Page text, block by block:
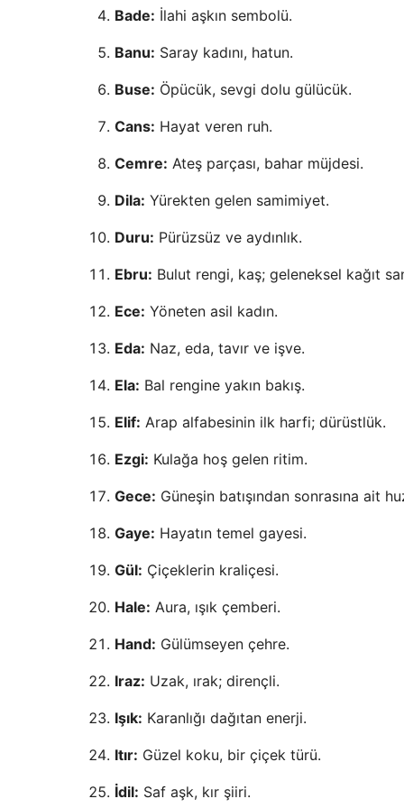
Bade: İlahi aşkın sembolü.
Banu: Saray kadını, hatun.
Buse: Öpücük, sevgi dolu gülücük.
Cans: Hayat veren ruh.
Cemre: Ateş parçası, bahar müjdesi.
Dila: Yürekten gelen samimiyet.
Duru: Pürüzsüz ve aydınlık.
Ebru: Bulut rengi, kaş; geleneksel kağıt
Ece: Yöneten asil kadın.
Eda: Naz, eda, tavır ve işve.
Ela: Bal rengine yakın bakış.
Elif: Arap alfabesinin ilk harfi; dürüstlük.
Ezgi: Kulağa hoş gelen ritim.
Gece: Güneşin batışından sonrasına ait
Gaye: Hayatın temel gayesi.
Gül: Çiçeklerin kraliçesi.
Hale: Aura, ışık çemberi.
Hand: Gülümseyen çehre.
Iraz: Uzak, ırak; dirençli.
Işık: Karanlığı dağıtan enerji.
Itır: Güzel koku, bir çiçek türü.
İdil: Saf aşk, kır şiiri.